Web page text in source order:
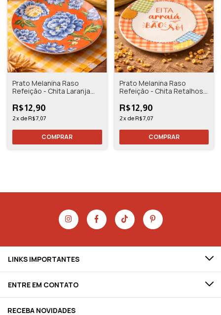
Prato Melanina Raso
Refeição - Chita Laranja
R$12,90
2x de R$7,07
Prato Melanina Raso
Refeição - Chita Retalhos
R$12,90
2x de R$7,07
LINKS IMPORTANTES
ENTRE EM CONTATO
RECEBA NOVIDADES